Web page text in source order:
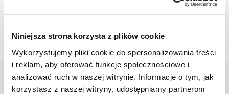
Niniejsza strona korzysta z plików cookie
Wykorzystujemy pliki cookie do spersonalizowania treści
i reklam, aby oferować funkcje społecznościowe i
analizować ruch w naszej witrynie. Informacje o tym, jak
korzystasz z naszej witryny, udostępniamy partnerom